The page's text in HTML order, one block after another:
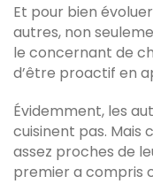
Et pour bien
autres, non
le concernant de
d’être proactif en
Évidemment, les
cuisinent pas. Mais
assez proches de
premier a compris